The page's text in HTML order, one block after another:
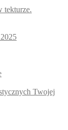
tekturze.
Twojej